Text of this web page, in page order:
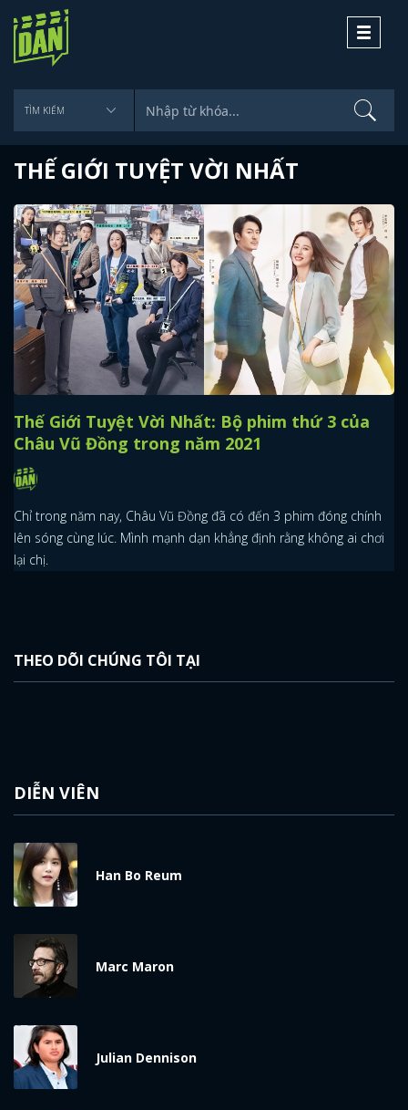
ĐĂNG NHẬP
Toggle
THẾ GIỚI TUYỆT VỜI NHẤT
Thế Giới Tuyệt Vời Nhất: Bộ phim thứ 3 của
Châu Vũ Đồng trong năm 2021
Chỉ trong năm nay, Châu Vũ Đồng đã có đến 3 phim đóng chính
lên sóng cùng lúc. Mình mạnh dạn khẳng định rằng không ai chơi
lại chị.
THEO DÕI CHÚNG TÔI TẠI
DIỄN VIÊN
Han Bo Reum
Marc Maron
Julian Dennison